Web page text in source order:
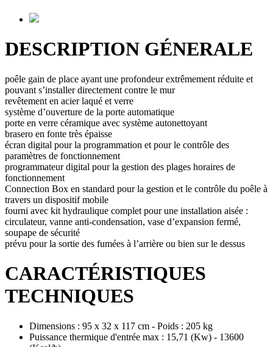
DESCRIPTION GÉNERALE
poêle gain de place ayant une profondeur extrêmement réduite et
pouvant s’installer directement contre le mur
revêtement en acier laqué et verre
système d’ouverture de la porte automatique
porte en verre céramique avec système autonettoyant
brasero en fonte très épaisse
écran digital pour la programmation et pour le contrôle des
paramètres de fonctionnement
programmateur digital pour la gestion des plages horaires de
fonctionnement
Connection Box en standard pour la gestion et le contrôle du poêle à
travers un dispositif mobile
fourni avec kit hydraulique complet pour une installation aisée :
circulateur, vanne anti-condensation, vase d’expansion fermé,
soupape de sécurité
prévu pour la sortie des fumées à l’arrière ou bien sur le dessus
CARACTÉRISTIQUES
TECHNIQUES
Dimensions : 95 x 32 x 117 cm - Poids : 205 kg
Puissance thermique d'entrée max : 15,71 (Kw) - 13600